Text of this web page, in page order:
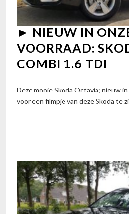
► NIEUW IN
VOORRAAD:
COMBI 1.6 TDI
Deze mooie Skoda Octavia; nieuw
voor een filmpje van deze Skoda te